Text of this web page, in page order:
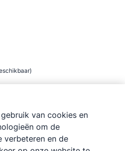
)
van cookies en
om de
verbeteren en de